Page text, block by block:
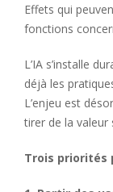
Effets qui
fonctions
L’IA s’installe
déjà les
L’enjeu est
tirer de la valeur
Trois priorités